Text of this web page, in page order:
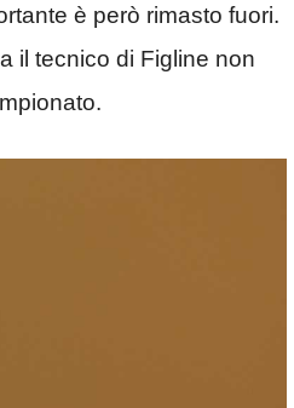
è però rimasto fuori.
il tecnico di Figline non